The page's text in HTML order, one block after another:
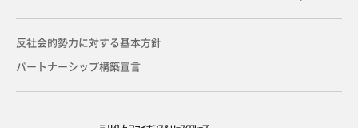
反社会的勢力に対する基本方針
パートナーシップ構築宣言